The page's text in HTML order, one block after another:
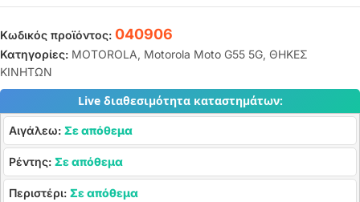
Κωδικός προϊόντος: 040906
Κατηγορίες: MOTOROLA, Motorola Moto G55 5G, ΘΗΚΕΣ
ΚΙΝΗΤΩΝ
Live διαθεσιμότητα καταστημάτων:
Αιγάλεω: Σε απόθεμα
Ρέντης: Σε απόθεμα
Περιστέρι: Σε απόθεμα